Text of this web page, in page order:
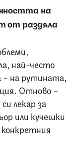
на
от раздяла
най-често
– на рутината,
Отново –
лекар за
или кучешки